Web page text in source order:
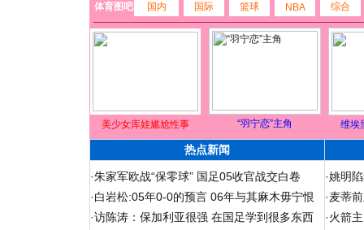
体育图吧 国内 国际 篮球 NBA 综合
美少女库娃尴尬性事 “羽宁恋”主角 维埃
热点新闻
·朱家军欧战“保零球” 国足05收官战交白卷
·白岩松:05年0-0的预言 06年与其麻木毋宁恨
·访陈涛：保加利亚很强 在国足学到很多东西
·姚明
·麦蒂
·火箭